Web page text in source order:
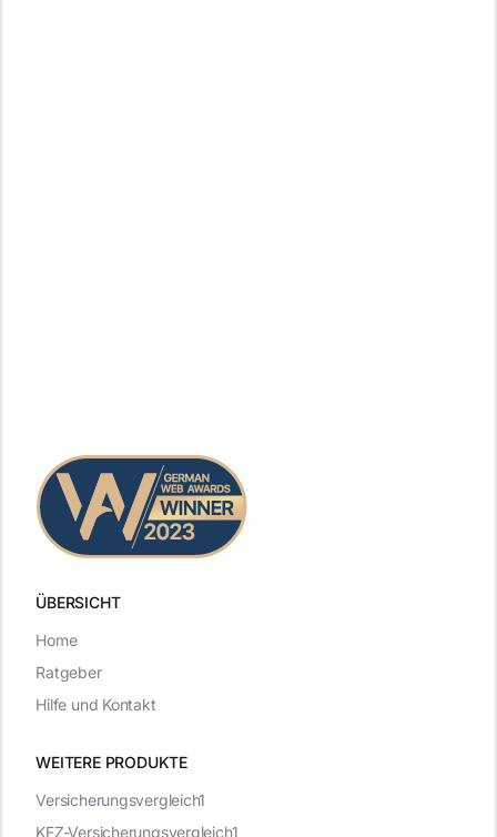
ÜBERSICHT
WEITERE PRODUKTE
Versicherungsvergleich1
KFZ-Versicherungsvergleich1
Home
Ratgeber
Hilfe und Kontakt